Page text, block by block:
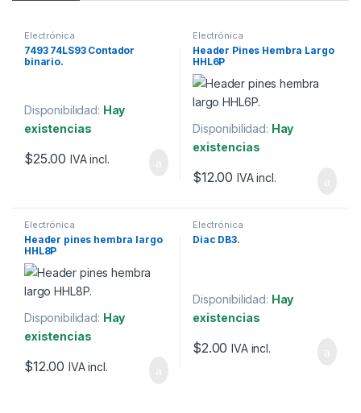
Electrónica
7493 74LS93 Contador
binario.
Disponibilidad: Hay
existencias
$25.00 IVA incl.
Electrónica
Header Pines Hembra Largo
HHL6P
Disponibilidad: Hay
existencias
$12.00 IVA incl.
Electrónica
Header pines hembra largo
HHL8P
Disponibilidad: Hay
existencias
$12.00 IVA incl.
Electrónica
Diac DB3.
Disponibilidad: Hay
existencias
$2.00 IVA incl.